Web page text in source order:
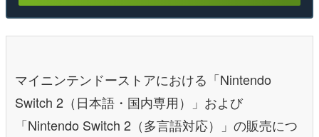
マイニンテンドーストアにおける「Nintendo
Switch 2（日本語・国内専用）」および
「Nintendo Switch 2（多言語対応）」の販売につ